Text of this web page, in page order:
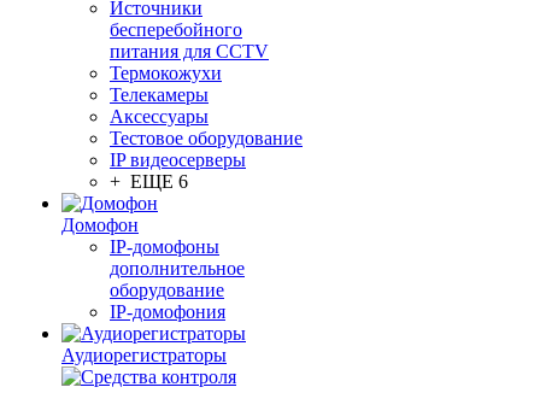
Источники
бесперебойного
питания для CCTV
Термокожухи
Телекамеры
Аксессуары
Тестовое оборудование
IP видеосерверы
+ ЕЩЕ 6
Домофон
IP-домофоны
дополнительное
оборудование
IP-домофония
Аудиорегистраторы